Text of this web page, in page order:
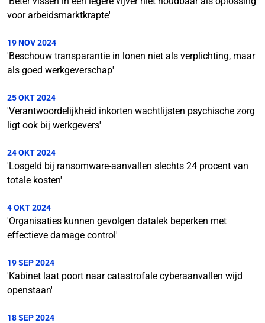
voor arbeidsmarktkrapte'
19 NOV 2024
'Beschouw transparantie in lonen niet als verplichting, maar
als goed werkgeverschap'
25 OKT 2024
'Verantwoordelijkheid inkorten wachtlijsten psychische zorg
ligt ook bij werkgevers'
24 OKT 2024
'Losgeld bij ransomware-aanvallen slechts 24 procent van
totale kosten'
4 OKT 2024
'Organisaties kunnen gevolgen datalek beperken met
effectieve damage control'
19 SEP 2024
'Kabinet laat poort naar catastrofale cyberaanvallen wijd
openstaan'
18 SEP 2024